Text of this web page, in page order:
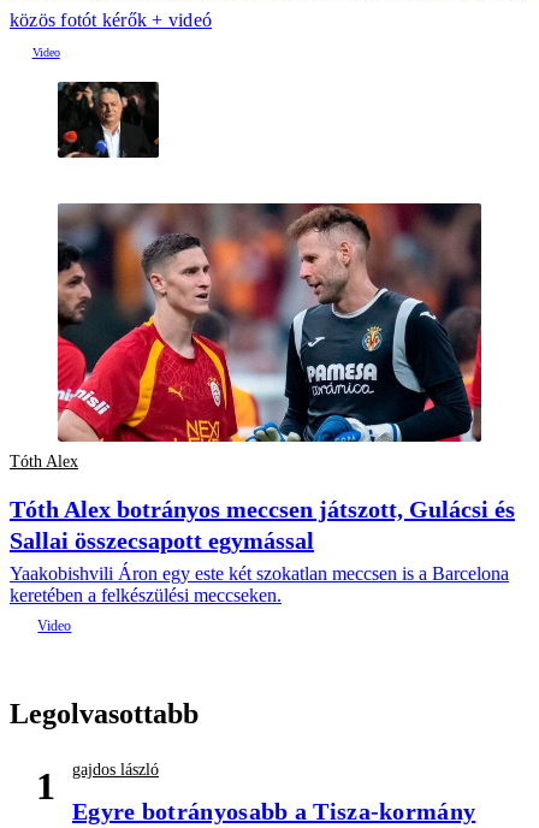
közös fotót kérők + videó
Tóth Alex
Tóth Alex botrányos meccsen játszott, Gulácsi és
Sallai összecsapott egymással
Yaakobishvili Áron egy este két szokatlan meccsen is a Barcelona
keretében a felkészülési meccseken.
Legolvasottabb
1 gajdos lászló
Egyre botrányosabb a Tisza-kormány